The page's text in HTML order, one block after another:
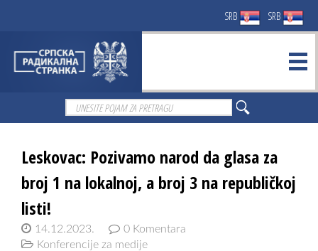
SRB SRB
Leskovac: Pozivamo narod da glasa za
broj 1 na lokalnoj, a broj 3 na republičkoj
listi!
14.12.2023.
0 Komentara
Konferencije za medije